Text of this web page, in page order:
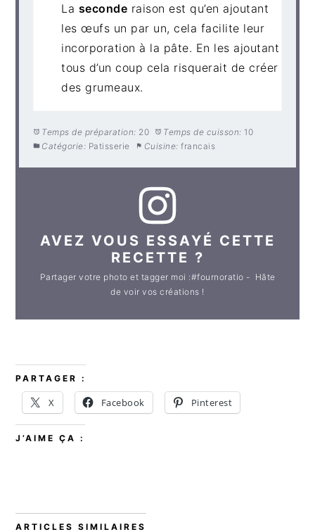
La seconde raison est qu’en ajoutant
les œufs un par un, cela facilite leur
incorporation à la pâte. En les ajoutant
tous d’un coup cela risquerait de créer
des grumeaux.
Temps de préparation: 20 Temps de cuisson: 10
Catégorie: Patisserie Cuisine: francais
AVEZ VOUS ESSAYÉ CETTE
RECETTE ?
Partager votre photo et tagger moi :#fournoratio - Hâte
de voir vos créations !
PARTAGER :
X Facebook Pinterest
J’AIME ÇA :
ARTICLES SIMILAIRES